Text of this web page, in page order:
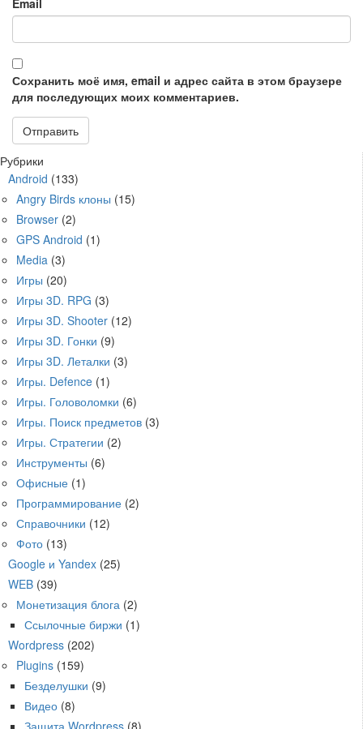
Сохранить моё имя, email и адрес сайта в этом браузере
для последующих моих комментариев.
Рубрики
Android (133)
Angry Birds клоны (15)
Browser (2)
GPS Android (1)
Media (3)
Игры (20)
Игры 3D. RPG (3)
Игры 3D. Shooter (12)
Игры 3D. Гонки (9)
Игры 3D. Леталки (3)
Игры. Defence (1)
Игры. Головоломки (6)
Игры. Поиск предметов (3)
Игры. Стратегии (2)
Инструменты (6)
Офисные (1)
Программирование (2)
Справочники (12)
Фото (13)
Google и Yandex (25)
WEB (39)
Монетизация блога (2)
Ссылочные биржи (1)
Wordpress (202)
Plugins (159)
Безделушки (9)
Видео (8)
Защита Wordpress (8)